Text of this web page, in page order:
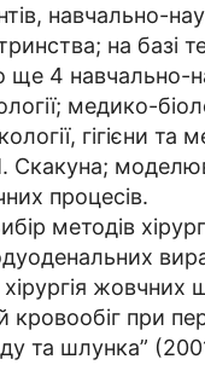
навчально-
на базі
ще 4 навчально-
медико-
гігієни та
Скакуна;
процесів.
методів
жовчних
кровообіг при
та шлунка”